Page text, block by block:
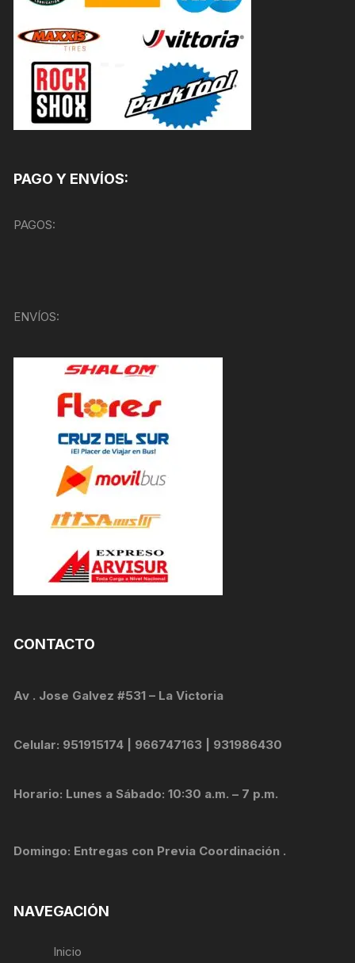
PAGO Y ENVÍOS:
PAGOS:
ENVÍOS:
CONTACTO
Av . Jose Galvez #531 – La Victoria
Celular: 951915174 | 966747163 | 931986430
Horario: Lunes a Sábado: 10:30 a.m. – 7 p.m.
Domingo: Entregas con Previa Coordinación .
NAVEGACIÓN
Inicio